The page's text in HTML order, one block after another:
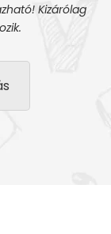
Kizárólag